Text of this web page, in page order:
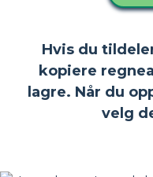
Hvis du
kopiere
lagre. Når du
velg